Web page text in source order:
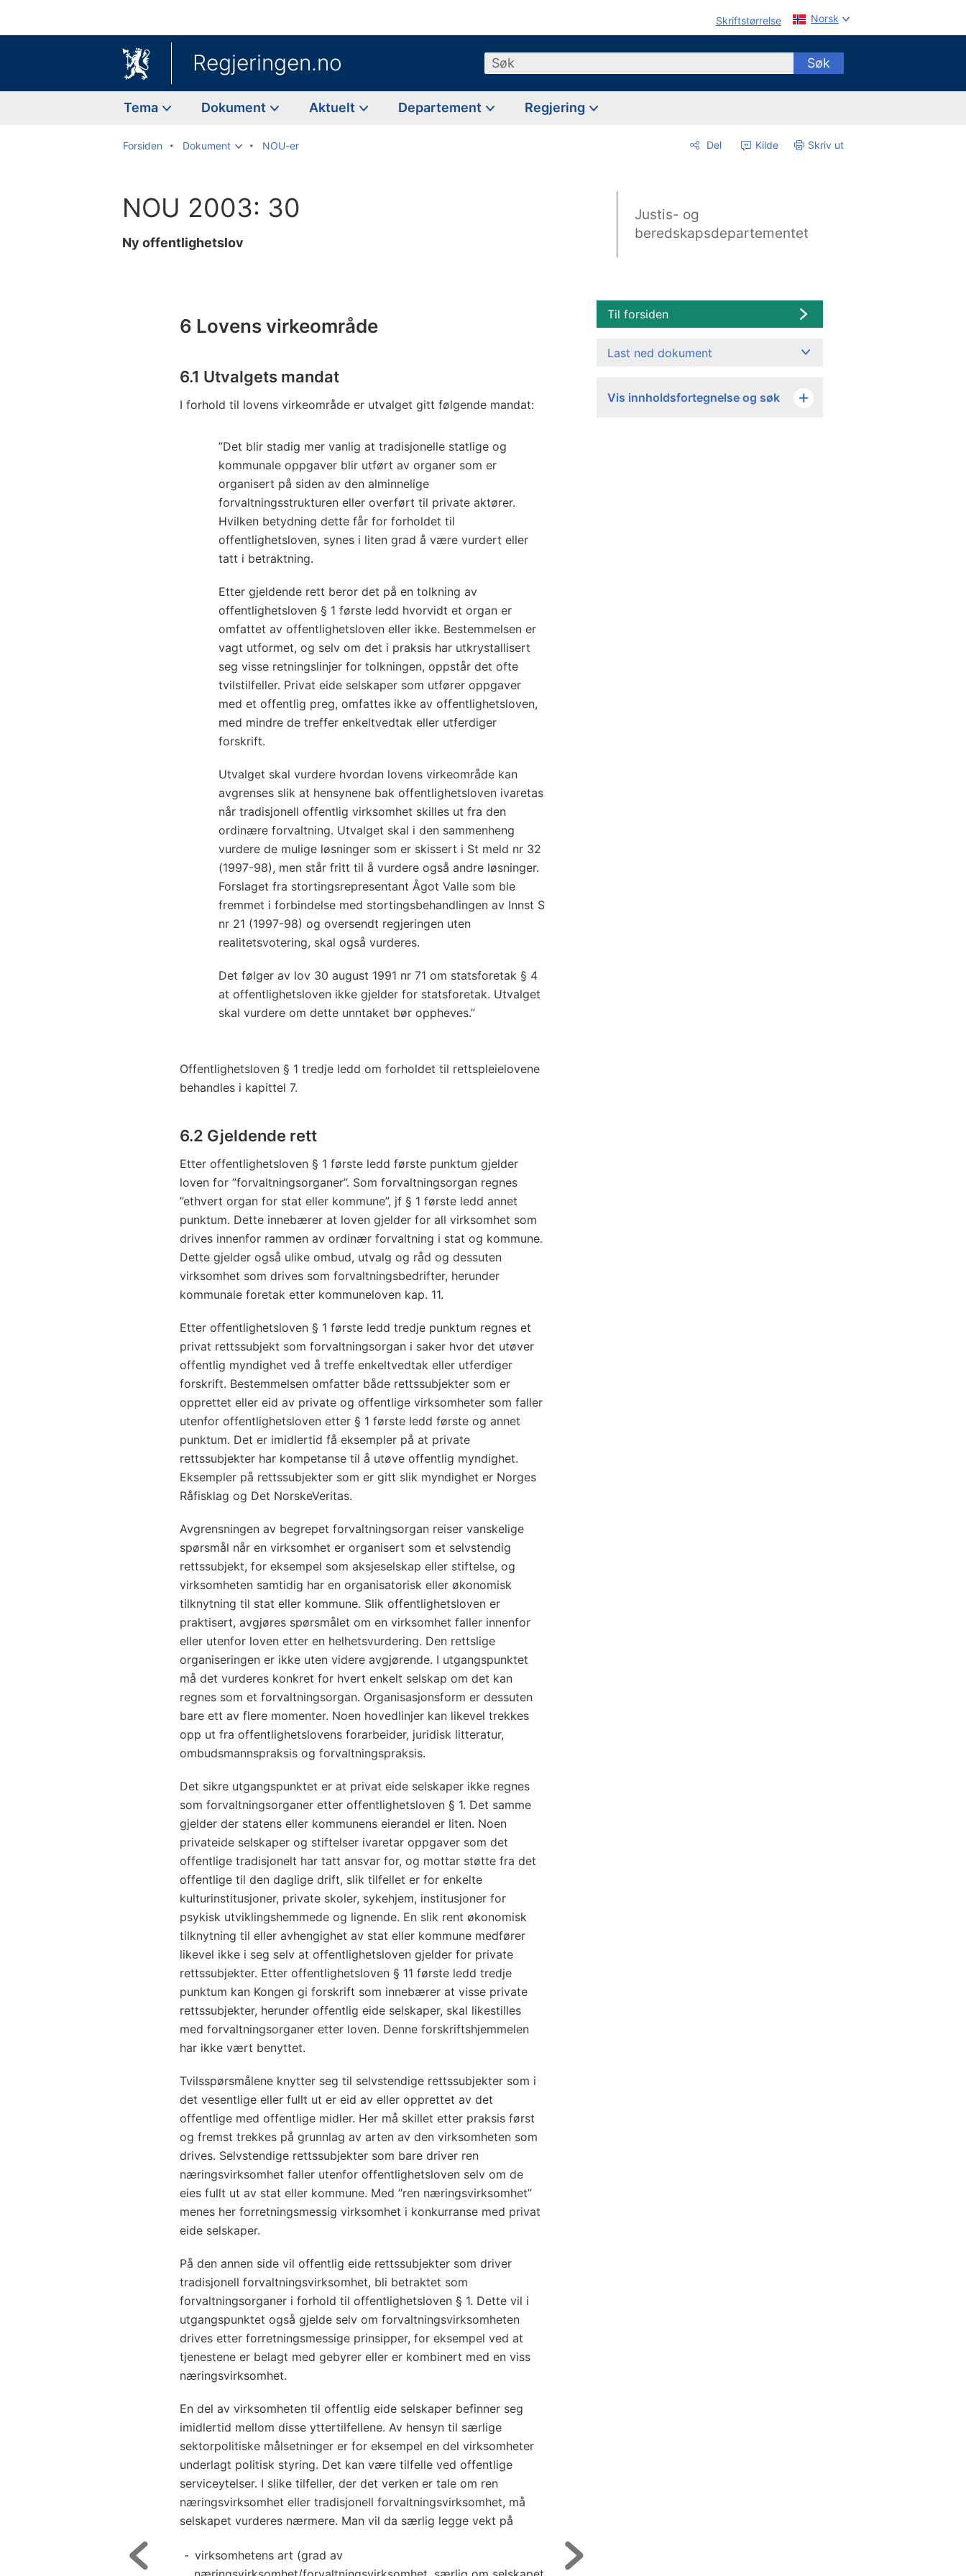
Skriftstørrelse Norsk
Regjeringen.no Søk Søk
Tema Dokument Aktuelt Departement Regjering
Forsiden Dokument NOU-er Del Kilde Skriv ut
NOU 2003: 30
Ny offentlighetslov
Justis- og
beredskapsdepartementet
6 Lovens virkeområde
6.1 Utvalgets mandat
I forhold til lovens virkeområde er utvalget gitt følgende mandat:
”Det blir stadig mer vanlig at tradisjonelle statlige og
kommunale oppgaver blir utført av organer som er
organisert på siden av den alminnelige
forvaltningsstrukturen eller overført til private aktører.
Hvilken betydning dette får for forholdet til
offentlighetsloven, synes i liten grad å være vurdert eller
tatt i betraktning.
Etter gjeldende rett beror det på en tolkning av
offentlighetsloven § 1 første ledd hvorvidt et organ er
omfattet av offentlighetsloven eller ikke. Bestemmelsen er
vagt utformet, og selv om det i praksis har utkrystallisert
seg visse retningslinjer for tolkningen, oppstår det ofte
tvilstilfeller. Privat eide selskaper som utfører oppgaver
med et offentlig preg, omfattes ikke av offentlighetsloven,
med mindre de treffer enkeltvedtak eller utferdiger
forskrift.
Utvalget skal vurdere hvordan lovens virkeområde kan
avgrenses slik at hensynene bak offentlighetsloven ivaretas
når tradisjonell offentlig virksomhet skilles ut fra den
ordinære forvaltning. Utvalget skal i den sammenheng
vurdere de mulige løsninger som er skissert i St meld nr 32
(1997-98), men står fritt til å vurdere også andre løsninger.
Forslaget fra stortingsrepresentant Ågot Valle som ble
fremmet i forbindelse med stortingsbehandlingen av Innst S
nr 21 (1997-98) og oversendt regjeringen uten
realitetsvotering, skal også vurderes.
Det følger av lov 30 august 1991 nr 71 om statsforetak § 4
at offentlighetsloven ikke gjelder for statsforetak. Utvalget
skal vurdere om dette unntaket bør oppheves.”
Offentlighetsloven § 1 tredje ledd om forholdet til rettspleielovene
behandles i kapittel 7.
6.2 Gjeldende rett
Etter offentlighetsloven § 1 første ledd første punktum gjelder
loven for ”forvaltningsorganer”. Som forvaltningsorgan regnes
”ethvert organ for stat eller kommune”, jf § 1 første ledd annet
punktum. Dette innebærer at loven gjelder for all virksomhet som
drives innenfor rammen av ordinær forvaltning i stat og kommune.
Dette gjelder også ulike ombud, utvalg og råd og dessuten
virksomhet som drives som forvaltningsbedrifter, herunder
kommunale foretak etter kommuneloven kap. 11.
Etter offentlighetsloven § 1 første ledd tredje punktum regnes et
privat rettssubjekt som forvaltningsorgan i saker hvor det utøver
offentlig myndighet ved å treffe enkeltvedtak eller utferdiger
forskrift. Bestemmelsen omfatter både rettssubjekter som er
opprettet eller eid av private og offentlige virksomheter som faller
utenfor offentlighetsloven etter § 1 første ledd første og annet
punktum. Det er imidlertid få eksempler på at private
rettssubjekter har kompetanse til å utøve offentlig myndighet.
Eksempler på rettssubjekter som er gitt slik myndighet er Norges
Råfisklag og Det NorskeVeritas.
Avgrensningen av begrepet forvaltningsorgan reiser vanskelige
spørsmål når en virksomhet er organisert som et selvstendig
rettssubjekt, for eksempel som aksjeselskap eller stiftelse, og
virksomheten samtidig har en organisatorisk eller økonomisk
tilknytning til stat eller kommune. Slik offentlighetsloven er
praktisert, avgjøres spørsmålet om en virksomhet faller innenfor
eller utenfor loven etter en helhetsvurdering. Den rettslige
organiseringen er ikke uten videre avgjørende. I utgangspunktet
må det vurderes konkret for hvert enkelt selskap om det kan
regnes som et forvaltningsorgan. Organisasjonsform er dessuten
bare ett av flere momenter. Noen hovedlinjer kan likevel trekkes
opp ut fra offentlighetslovens forarbeider, juridisk litteratur,
ombudsmannspraksis og forvaltningspraksis.
Det sikre utgangspunktet er at privat eide selskaper ikke regnes
som forvaltningsorganer etter offentlighetsloven § 1. Det samme
gjelder der statens eller kommunens eierandel er liten. Noen
privateide selskaper og stiftelser ivaretar oppgaver som det
offentlige tradisjonelt har tatt ansvar for, og mottar støtte fra det
offentlige til den daglige drift, slik tilfellet er for enkelte
kulturinstitusjoner, private skoler, sykehjem, institusjoner for
psykisk utviklingshemmede og lignende. En slik rent økonomisk
tilknytning til eller avhengighet av stat eller kommune medfører
likevel ikke i seg selv at offentlighetsloven gjelder for private
rettssubjekter. Etter offentlighetsloven § 11 første ledd tredje
punktum kan Kongen gi forskrift som innebærer at visse private
rettssubjekter, herunder offentlig eide selskaper, skal likestilles
med forvaltningsorganer etter loven. Denne forskriftshjemmelen
har ikke vært benyttet.
Tvilsspørsmålene knytter seg til selvstendige rettssubjekter som i
det vesentlige eller fullt ut er eid av eller opprettet av det
offentlige med offentlige midler. Her må skillet etter praksis først
og fremst trekkes på grunnlag av arten av den virksomheten som
drives. Selvstendige rettssubjekter som bare driver ren
næringsvirksomhet faller utenfor offentlighetsloven selv om de
eies fullt ut av stat eller kommune. Med ”ren næringsvirksomhet”
menes her forretningsmessig virksomhet i konkurranse med privat
eide selskaper.
På den annen side vil offentlig eide rettssubjekter som driver
tradisjonell forvaltningsvirksomhet, bli betraktet som
forvaltningsorganer i forhold til offentlighetsloven § 1. Dette vil i
utgangspunktet også gjelde selv om forvaltningsvirksomheten
drives etter forretningsmessige prinsipper, for eksempel ved at
tjenestene er belagt med gebyrer eller er kombinert med en viss
næringsvirksomhet.
En del av virksomheten til offentlig eide selskaper befinner seg
imidlertid mellom disse yttertilfellene. Av hensyn til særlige
sektorpolitiske målsetninger er for eksempel en del virksomheter
underlagt politisk styring. Det kan være tilfelle ved offentlige
serviceytelser. I slike tilfeller, der det verken er tale om ren
næringsvirksomhet eller tradisjonell forvaltningsvirksomhet, må
selskapet vurderes nærmere. Man vil da særlig legge vekt på
virksomhetens art (grad av
Til forsiden
Last ned dokument
Vis innholdsfortegnelse og søk